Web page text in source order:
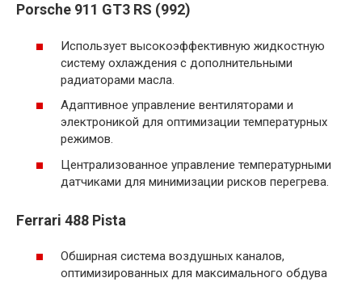
Porsche 911 GT3 RS (992)
Использует высокоэффективную жидкостную
систему охлаждения с дополнительными
радиаторами масла.
Адаптивное управление вентиляторами и
электроникой для оптимизации температурных
режимов.
Централизованное управление температурными
датчиками для минимизации рисков перегрева.
Ferrari 488 Pista
Обширная система воздушных каналов,
оптимизированных для максимального обдува